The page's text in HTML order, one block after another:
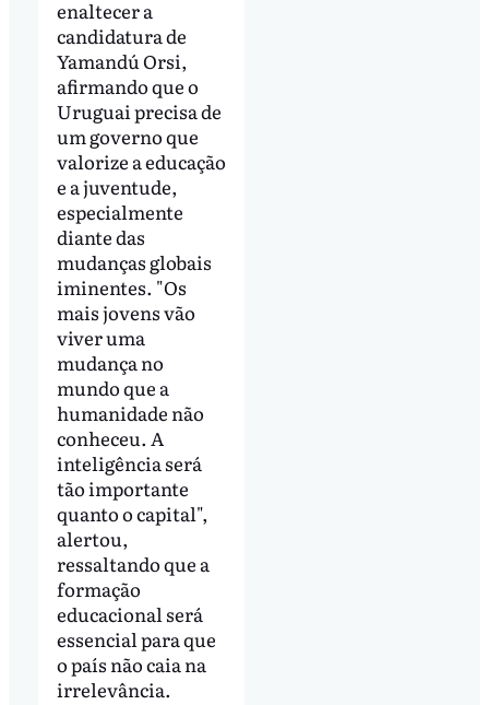
enaltecer a
candidatura de
Yamandú Orsi,
afirmando que o
Uruguai precisa de
um governo que
valorize a educação
e a juventude,
especialmente
diante das
mudanças globais
iminentes. "Os
mais jovens vão
viver uma
mudança no
mundo que a
humanidade não
conheceu. A
inteligência será
tão importante
quanto o capital",
alertou,
ressaltando que a
formação
educacional será
essencial para que
o país não caia na
irrelevância.